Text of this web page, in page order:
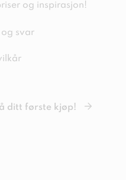
og inspirasjon!
svar
ditt første kjøp!